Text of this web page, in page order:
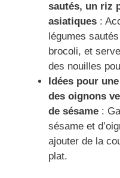
sautés, un riz
asiatiques :
légumes
brocoli, et
des nouilles
Idées pour
des oignons
de sésame :
sésame et
ajouter de la
plat.